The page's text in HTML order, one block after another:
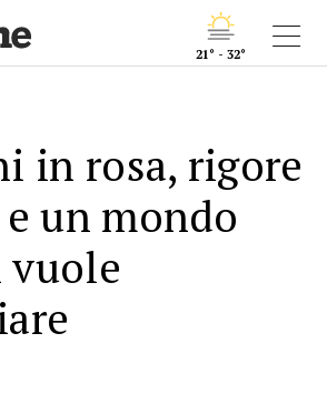
21° - 32°
in rosa, rigore
un mondo
vuole